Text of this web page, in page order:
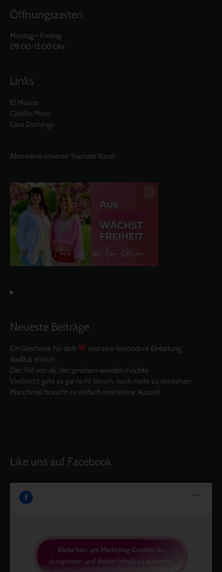
Öffnungszeiten
Montag – Freitag:
09:00-12:00 Uhr
Links
El Molino
Castillo Moro
Casa Domingo
Abonniere unseren Youtube Kanal
Neueste Beiträge
Ein Geschenk für dich
und eine besondere Einladung
Radikal ehrlich
Der Teil von dir, der gesehen werden möchte
Vielleicht geht es gar nicht darum, noch mehr zu verstehen
Manchmal braucht es einfach eine kleine Auszeit
Like uns auf Facebook
Klicke hier, um Marketing-Cookies zu
akzeptieren und diesen Inhalt zu aktivieren